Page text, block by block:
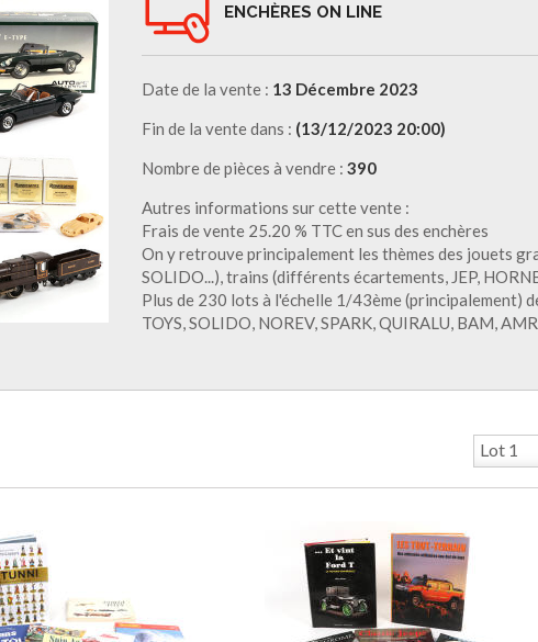
ENCHÈRES ON LINE
Date de la vente : 13 Décembre 2023
Fin de la vente dans : (13/12/2023 20:00)
Nombre de pièces à vendre : 390
Autres informations sur cette vente :
Frais de vente 25.20 % TTC en sus des enchères
On y retrouve principalement les thèmes des jouets
SOLIDO...), trains (différents écartements, JEP,
Plus de 230 lots à l'échelle 1/43ème (principalement)
TOYS, SOLIDO, NOREV, SPARK, QUIRALU, BAM,